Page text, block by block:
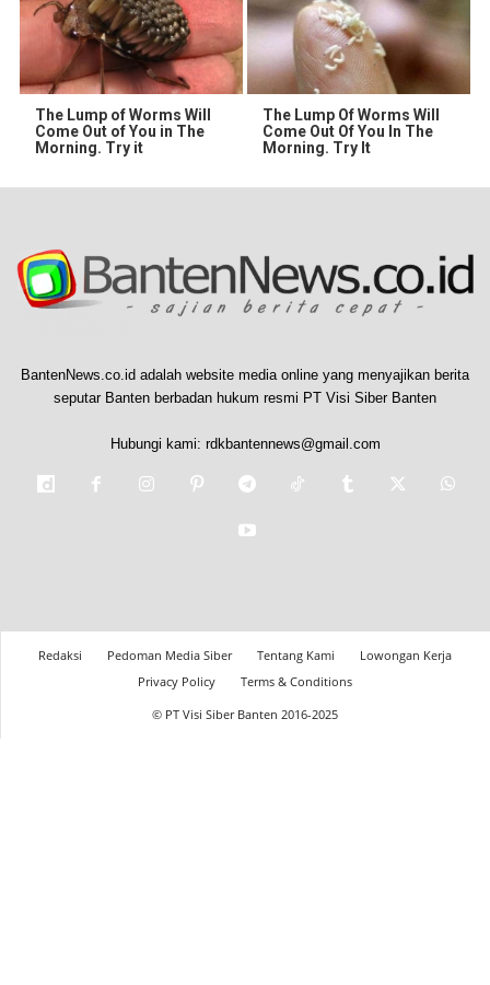
The Lump of Worms Will
Come Out of You in The
Morning. Try it
The Lump Of Worms Will
Come Out Of You In The
Morning. Try It
BantenNews.co.id adalah website media online yang menyajikan berita
seputar Banten berbadan hukum resmi PT Visi Siber Banten
Hubungi kami: rdkbantennews@gmail.com
Redaksi Pedoman Media Siber Tentang Kami
Lowongan Kerja
Privacy Policy
Terms & Conditions
© PT Visi Siber Banten 2016-2025